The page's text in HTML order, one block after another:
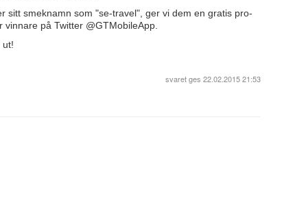
sitt smeknamn som "se-travel", ger vi dem en gratis pro-
på Twitter @GTMobileApp.
ut!
svaret ges 22.02.2015 21:53